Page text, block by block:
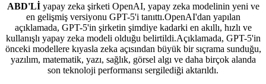
ABD'Lİyapay zeka şirketi OpenAI, yapay zeka modelinin yeni ve
en gelişmiş versiyonu GPT-5'i tanıttı.OpenAI'dan yapılan
açıklamada, GPT-5'in şirketin şimdiye kadarki en akıllı, hızlı ve
kullanışlı yapay zeka modeli olduğu belirtildi.Açıklamada, GPT-5'in
önceki modellere kıyasla zeka açısından büyük bir sıçrama sunduğu,
yazılım, matematik, yazı, sağlık, görsel algı ve daha birçok alanda
son teknoloji performansı sergilediği aktarıldı.